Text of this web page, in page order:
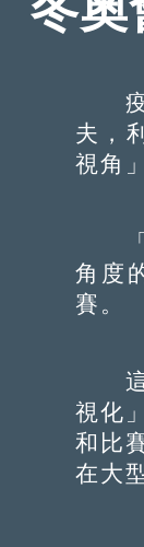
疫
夫，
視角
「
角度
賽。
這
視化
和比
在大